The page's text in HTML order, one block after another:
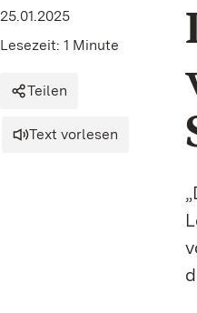
25.01.2025
Lesezeit: 1 Minute
Teilen
Text vorlesen